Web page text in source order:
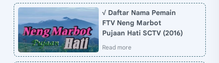
√ Daftar Nama Pemain
FTV Neng Marbot
Pujaan Hati SCTV (2016)